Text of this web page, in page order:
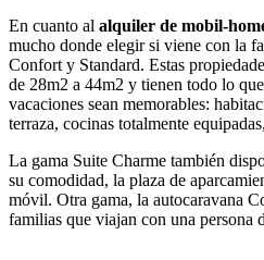
En cuanto al alquiler de mobil-
mucho donde elegir si viene con la
Confort y Standard. Estas
de 28m2 a 44m2 y tienen todo lo
vacaciones sean memorables:
terraza, cocinas totalmente
La gama Suite Charme también
su comodidad, la plaza de
móvil. Otra gama, la autocaravana
familias que viajan con una persona